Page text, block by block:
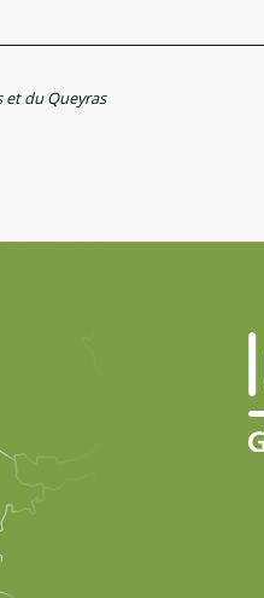
du Queyras